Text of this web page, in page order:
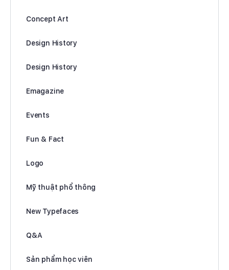
Concept Art
Design History
Design History
Emagazine
Events
Fun & Fact
Logo
Mỹ thuật phổ thông
New Typefaces
Q&A
Sản phẩm học viên